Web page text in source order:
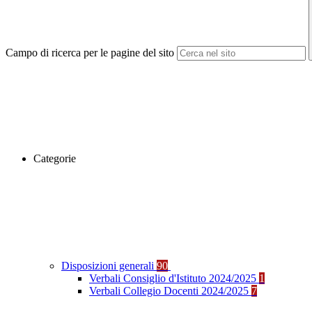
Campo di ricerca per le pagine del sito
Categorie
Disposizioni generali 90
Verbali Consiglio d'Istituto 2024/2025 1
Verbali Collegio Docenti 2024/2025 7